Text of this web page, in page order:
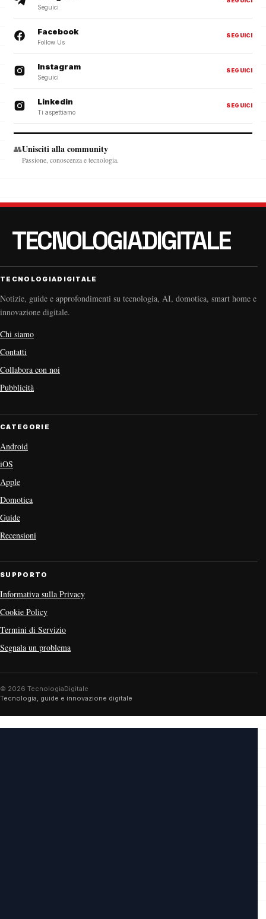
Seguici
Facebook
Follow Us
SEGUICI
Instagram
Seguici
SEGUICI
Linkedin
Ti aspettiamo
SEGUICI
👥Unisciti alla community
Passione, conoscenza e tecnologia.
TECNOLOGIADIGITALE
Notizie, guide e approfondimenti su tecnologia, AI, domotica, smart home e
innovazione digitale.
Chi siamo
Contatti
Collabora con noi
Pubblicità
CATEGORIE
Android
iOS
Apple
Domotica
Guide
Recensioni
SUPPORTO
Informativa sulla Privacy
Cookie Policy
Termini di Servizio
Segnala un problema
© 2026 TecnologiaDigitale
Tecnologia, guide e innovazione digitale